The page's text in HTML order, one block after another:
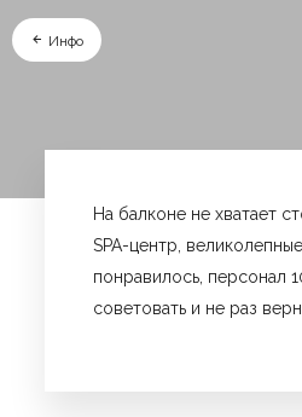
Инфо
На балконе не хватает
SPA-центр,
понравилось, персонал
советовать и не раз